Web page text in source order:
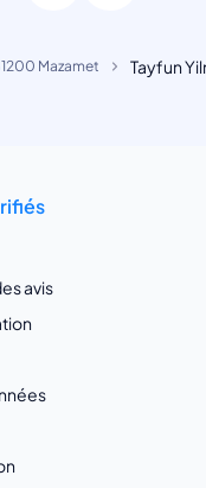
Mazamet Tayfun
avis